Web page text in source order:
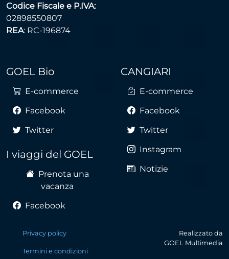
Codice Fiscale e P.IVA:
02898550807
REA: RC-196874
GOEL Bio
E-commerce
Facebook
Twitter
I viaggi del GOEL
Prenota una
vacanza
Facebook
CANGIARI
E-commerce
Facebook
Twitter
Instagram
Notizie
Privacy policy
Termini e condizioni
Realizzato da
GOEL Multimedia